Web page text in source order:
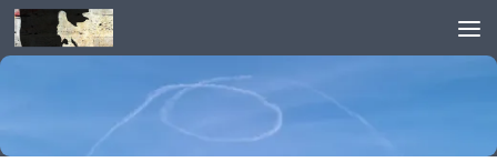
Skip to content